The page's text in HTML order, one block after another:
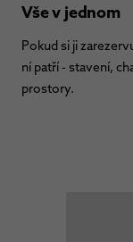
Vše v jednom
Pokud si ji
ní patří - stavení,
prostory.